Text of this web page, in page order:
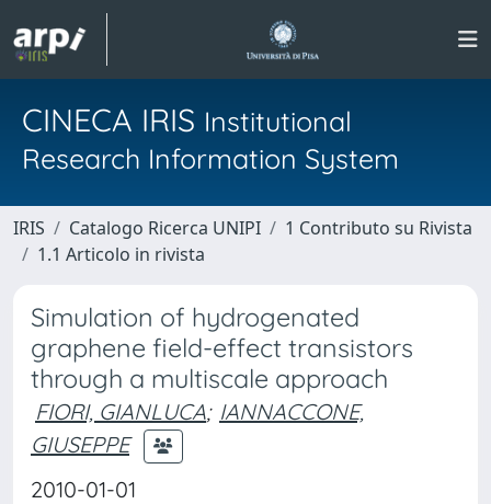
CINECA IRIS Institutional
Research Information System
IRIS Catalogo Ricerca UNIPI
1 Contributo su Rivista
1.1 Articolo in rivista
Simulation of hydrogenated
graphene field-effect transistors
through a multiscale approach
FIORI, GIANLUCA; IANNACCONE,
GIUSEPPE
2010-01-01